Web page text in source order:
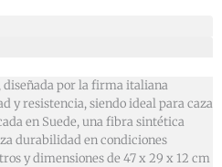
, diseñada por la firma italiana
y resistencia, siendo ideal para caza
en Suede, una fibra sintética
durabilidad en condiciones
y dimensiones de 47 x 29 x 12 cm